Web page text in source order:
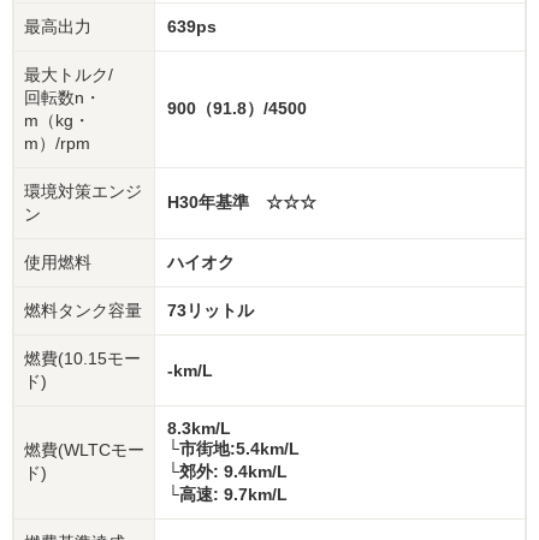
最高出力 639ps
最大トルク/
回転数n・
m（kg・
m）/rpm
900（91.8）/4500
環境対策エンジ
ン
H30年基準 ☆☆☆
使用燃料 ハイオク
燃料タンク容量 73リットル
燃費(10.15モー
ド)
-km/L
燃費(WLTCモー
ド)
8.3km/L
└市街地:5.4km/L
└郊外: 9.4km/L
└高速: 9.7km/L